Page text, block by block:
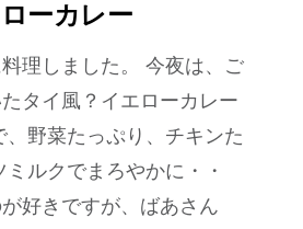
ーカレー
理しました。 今夜は、ご
タイ風？イエローカレー
、野菜たっぷり、チキンた
ルクでまろやかに・・
好きですが、ばあさん